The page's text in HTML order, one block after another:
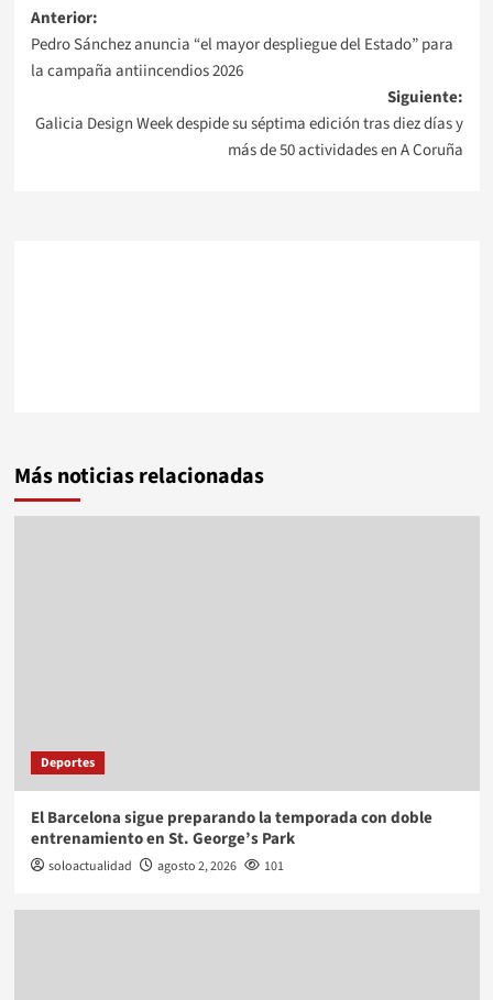
Navegación
de
entradas
Anterior:
Pedro Sánchez anuncia “el mayor despliegue del Estado” para
la campaña antiincendios 2026
Siguiente:
Galicia Design Week despide su séptima edición tras diez días y
más de 50 actividades en A Coruña
Más noticias relacionadas
Deportes
El Barcelona sigue preparando la temporada con doble
entrenamiento en St. George’s Park
soloactualidad agosto 2, 2026 101